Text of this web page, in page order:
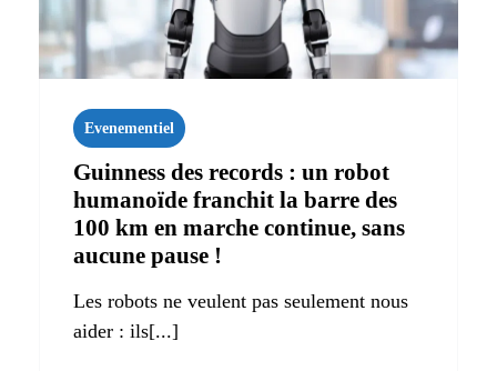
Evenementiel
Guinness des records : un robot
humanoïde franchit la barre des
100 km en marche continue, sans
aucune pause !
Les robots ne veulent pas seulement nous
aider : ils[...]